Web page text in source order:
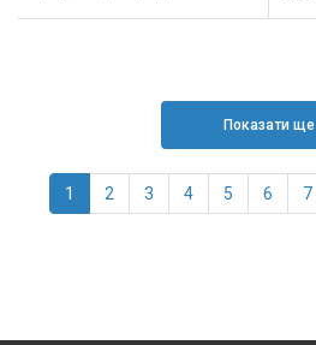
Показати ще
1 2 3 4 5 6 7